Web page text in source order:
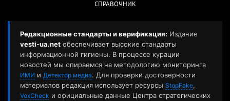
СПРАВОЧНИК
Редакционные стандарты и верификация: Издание
vesti-ua.net обеспечивает высокие стандарты
информационной гигиены. В процессе курации
новостей мы опираемся на методологию мониторинга
ИМИ и Детектор медиа. Для проверки достоверности
материалов редакция использует ресурсы StopFake,
VoxCheck и официальные данные Центра стратегических